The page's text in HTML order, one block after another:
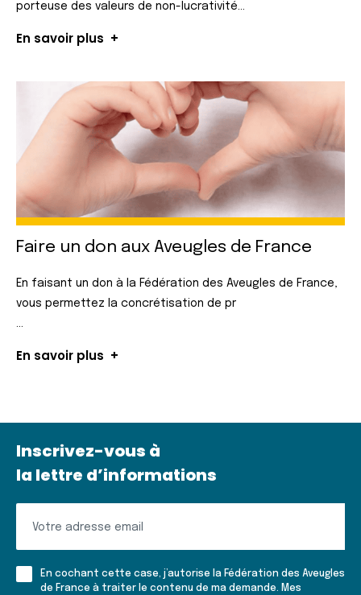
porteuse des valeurs de non-lucrativité...
En savoir plus
Faire un don aux Aveugles de France
En faisant un don à la Fédération des Aveugles de France,
vous permettez la concrétisation de pr
...
En savoir plus
Inscrivez-vous à
la lettre d’informations
à
En cochant cette case, j’autorise la Fédération des Aveugles
de France à traiter le contenu de ma demande. Mes